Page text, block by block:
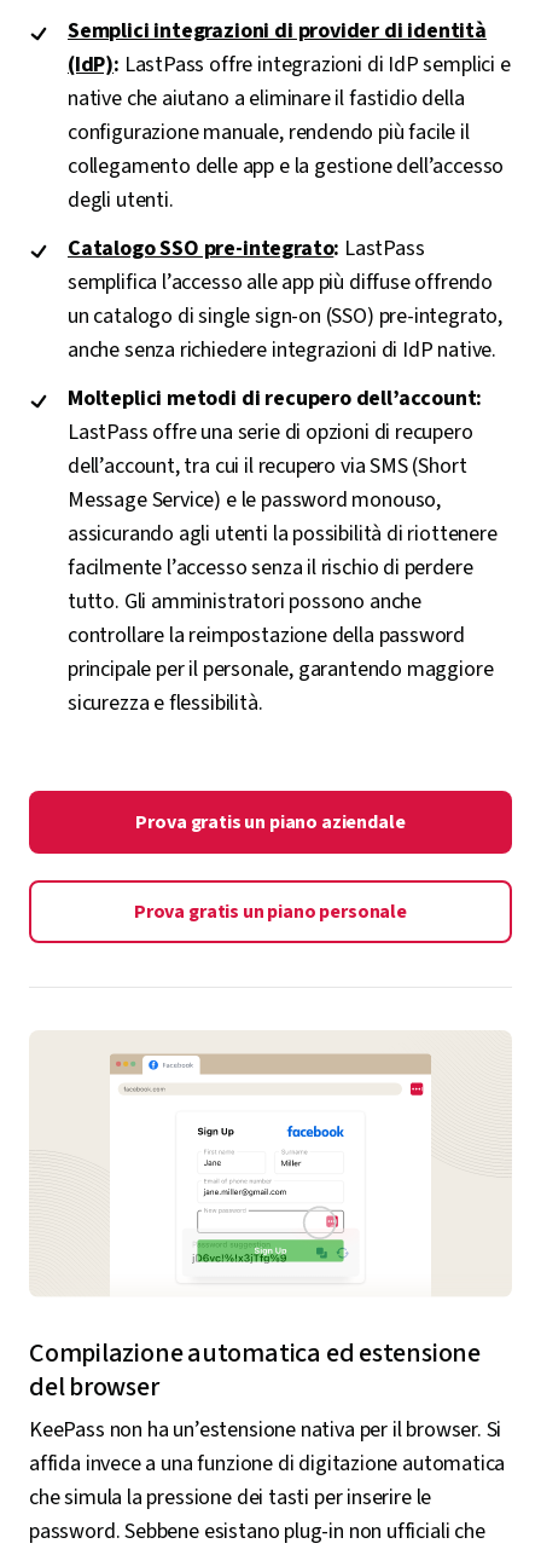
Semplici integrazioni di provider di identità
(IdP): LastPass offre integrazioni di IdP semplici e
native che aiutano a eliminare il fastidio della
configurazione manuale, rendendo più facile il
collegamento delle app e la gestione dell’accesso
degli utenti.
Catalogo SSO pre-integrato: LastPass
semplifica l’accesso alle app più diffuse offrendo
un catalogo di single sign-on (SSO) pre-integrato,
anche senza richiedere integrazioni di IdP native.
Molteplici metodi di recupero dell’account:
LastPass offre una serie di opzioni di recupero
dell’account, tra cui il recupero via SMS (Short
Message Service) e le password monouso,
assicurando agli utenti la possibilità di riottenere
facilmente l’accesso senza il rischio di perdere
tutto. Gli amministratori possono anche
controllare la reimpostazione della password
principale per il personale, garantendo maggiore
sicurezza e flessibilità.
Prova gratis un piano aziendale
Prova gratis un piano personale
Compilazione automatica ed estensione
del browser
KeePass non ha un’estensione nativa per il browser. Si
affida invece a una funzione di digitazione automatica
che simula la pressione dei tasti per inserire le
password. Sebbene esistano plug-in non ufficiali che